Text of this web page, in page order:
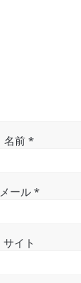
名前 *
メール *
サイト